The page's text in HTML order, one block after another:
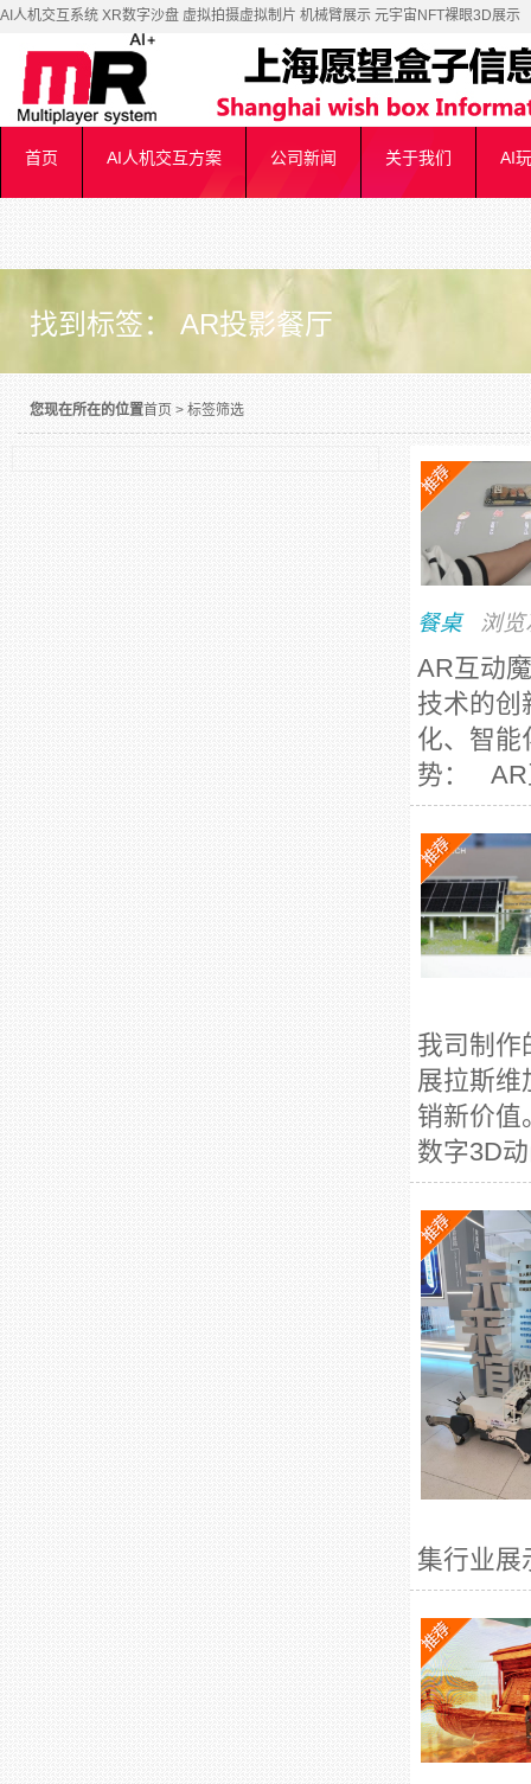
AI人机交互系统 XR数字沙盘 虚拟拍摄虚拟制片 机械臂展示 元宇宙NFT裸眼3D展示
首页 AI人机交互方案 公司新闻 关于我们 AI
找到标签： AR投影餐厅
您现在所在的位置首页 > 标签筛选
餐桌 浏
AR互动
技术的创
化、智能
势： AR
我司制作
展拉斯维
销新价值
数字3D
集行业展